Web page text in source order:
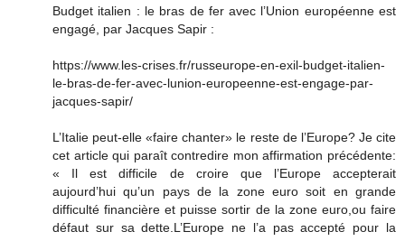
Budget italien : le bras de fer avec l’Union européenne est
engagé, par Jacques Sapir :
https://www.les-crises.fr/russeurope-en-exil-budget-italien-
le-bras-de-fer-avec-lunion-europeenne-est-engage-par-
jacques-sapir/
L’Italie peut-elle «faire chanter» le reste de l’Europe? Je cite
cet article qui paraît contredire mon affirmation précédente:
« Il est difficile de croire que l’Europe accepterait
aujourd’hui qu’un pays de la zone euro soit en grande
difficulté financière et puisse sortir de la zone euro,ou faire
défaut sur sa dette.L’Europe ne l’a pas accepté pour la